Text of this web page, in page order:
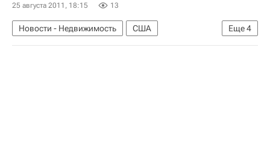
25 августа 2011, 18:15 13
Еще4
Новости - Недвижимость
США
Коммерческая недвижимость
Европа